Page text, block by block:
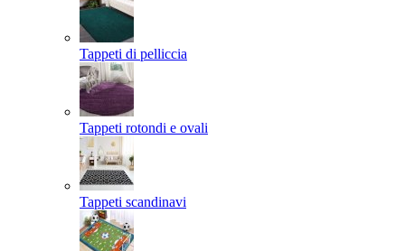
Tappeti di pelliccia
Tappeti rotondi e ovali
Tappeti scandinavi